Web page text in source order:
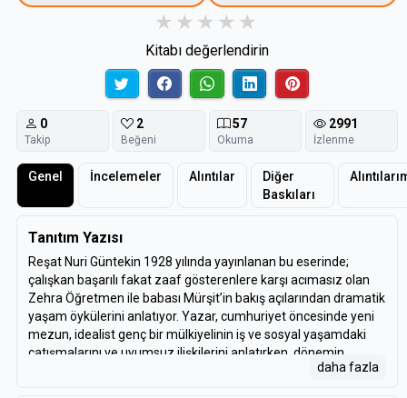
Kitabı değerlendirin
0
Takip
2
Beğeni
57
Okuma
2991
İzlenme
Genel İncelemeler Alıntılar
Diğer
Baskıları
Tanıtım Yazısı
Reşat Nuri Güntekin 1928 yılında yayınlanan bu eserinde;
çalışkan başarılı fakat zaaf gösterenlere karşı acımasız olan
Zehra Öğretmen ile babası Mürşit’in bakış açılarından dramatik
yaşam öykülerini anlatıyor. Yazar, cumhuriyet öncesinde yeni
mezun, idealist genç bir mülkiyelinin iş ve sosyal yaşamdaki
çatışmalarını ve uyumsuz ilişkilerini anlatırken, dönemin
memuriyet yaşamına, köhne yapısına ait önemli ipuçları da
daha fazla